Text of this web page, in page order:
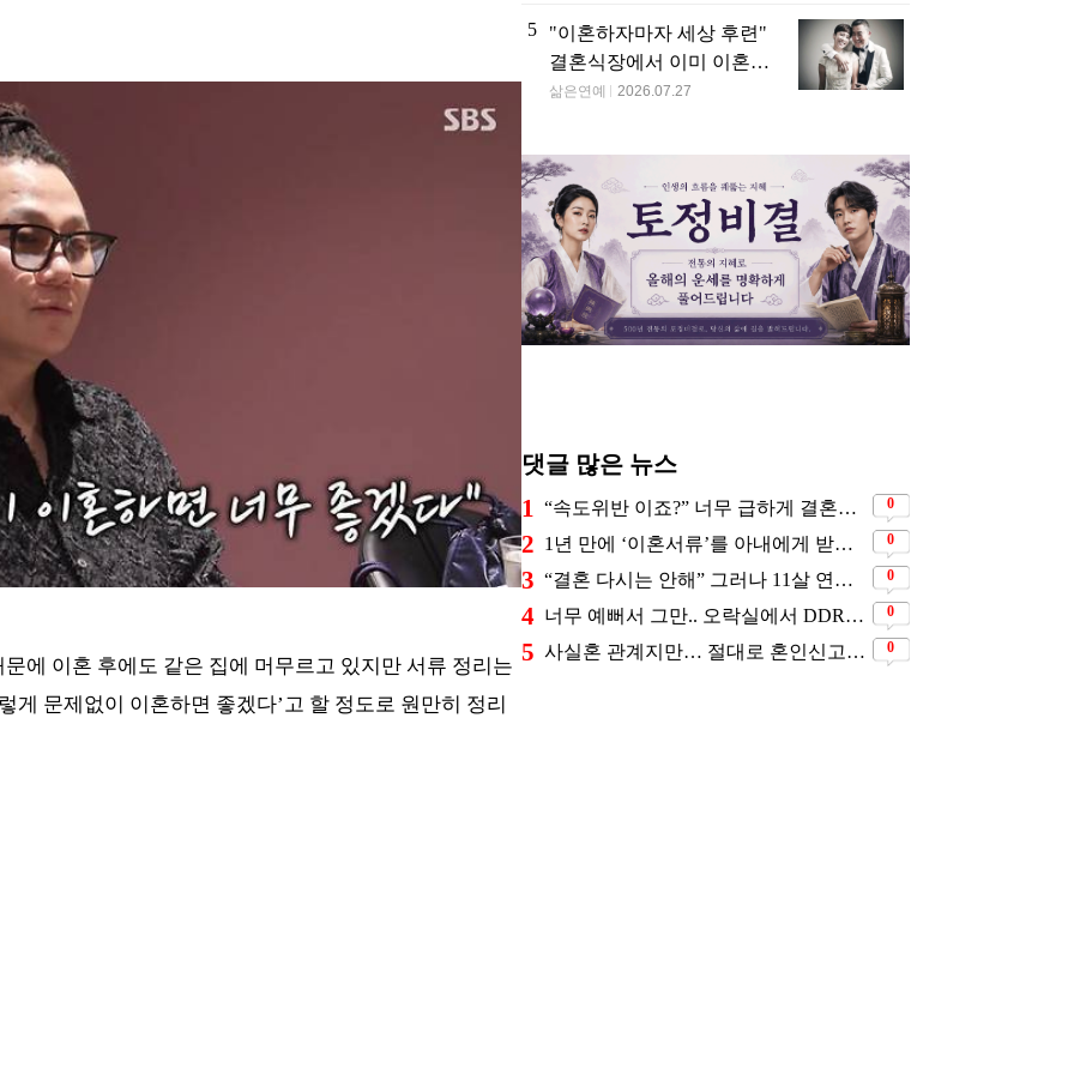
에 이혼 후에도 같은 집에 머무르고 있지만 서류 정리는
게 문제없이 이혼하면 좋겠다’고 할 정도로 원만히 정리